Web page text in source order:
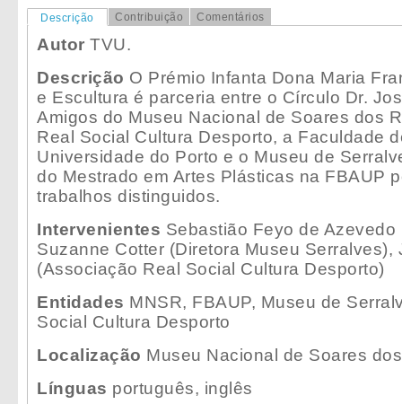
Descrição Contribuição Comentários
Autor TVU.
Descrição O Prémio Infanta Dona Maria
e Escultura é parceria entre o Círculo Dr.
Amigos do Museu Nacional de Soares dos
Real Social Cultura Desporto, a Faculdade
Universidade do Porto e o Museu de
do Mestrado em Artes Plásticas na FBAUP
trabalhos distinguidos.
Intervenientes Sebastião Feyo de Azevedo
Suzanne Cotter (Diretora Museu Serralves),
(Associação Real Social Cultura Desporto)
Entidades MNSR, FBAUP, Museu de
Social Cultura Desporto
Localização Museu Nacional de Soares
Línguas português, inglês